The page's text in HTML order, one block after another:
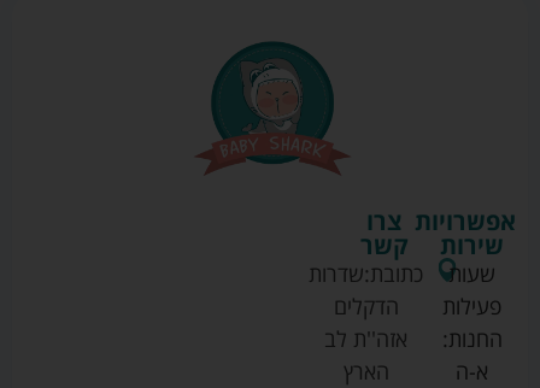
צרו
קשר
כתובת:שדרות
הדקלים
אזה''ת לב
הארץ
אפשרויות
שירות
שעות
פעילות
החנות:
א-ה